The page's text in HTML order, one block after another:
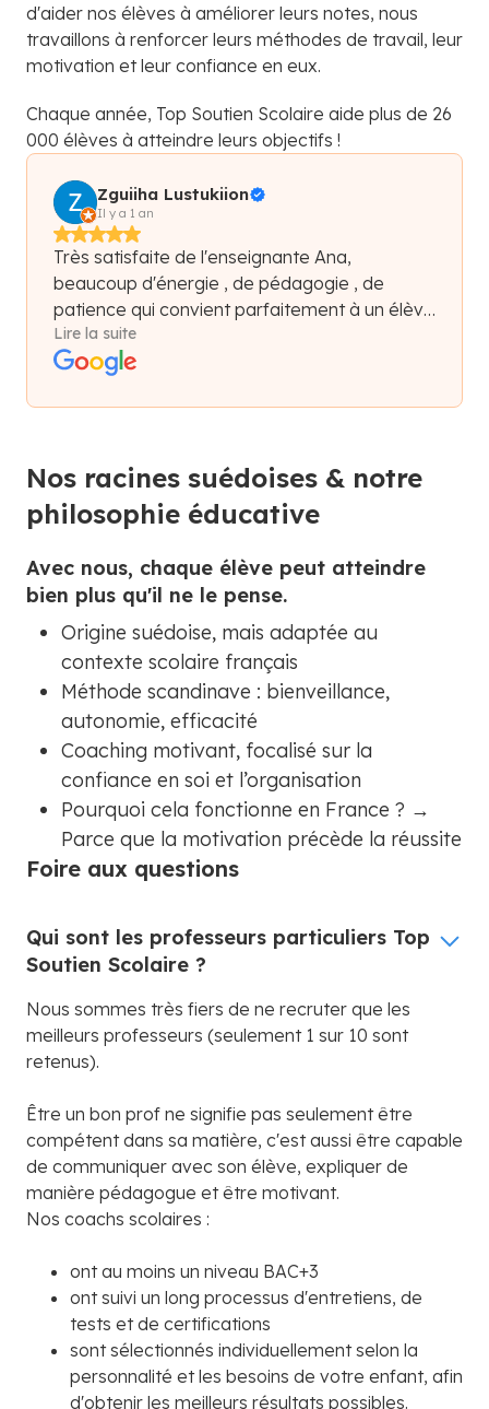
d'aider nos élèves à améliorer leurs notes, nous
travaillons à renforcer leurs méthodes de travail, leur
motivation et leur confiance en eux.
Chaque année, Top Soutien Scolaire aide plus de 26
000 élèves à atteindre leurs objectifs !
Zguiiha Lustukiion
Il y a 1 an
Très satisfaite de l'enseignante Ana,
beaucoup d'énergie , de pédagogie , de
patience qui convient parfaitement à un élève
en manque de confiance en soi, et qui as
besoin d'être encourager. Elle s'adapte à la
est très chaleureuse et de bonne humeur qui
Lire la suite
Nos racines suédoises & notre
philosophie éducative
Avec nous, chaque élève peut atteindre
bien plus qu'il ne le pense.
Origine suédoise, mais adaptée au
contexte scolaire français
Méthode scandinave : bienveillance,
autonomie, efficacité
Coaching motivant, focalisé sur la
confiance en soi et l’organisation
Pourquoi cela fonctionne en France ? →
Parce que la motivation précède la réussite
Foire aux questions
Qui sont les professeurs particuliers Top
Soutien Scolaire ?
Nous sommes très fiers de ne recruter que les
meilleurs professeurs (seulement 1 sur 10 sont
retenus).
Être un bon prof ne signifie pas seulement être
compétent dans sa matière, c'est aussi être capable
de communiquer avec son élève, expliquer de
manière pédagogue et être motivant.
Nos coachs scolaires :
ont au moins un niveau BAC+3
ont suivi un long processus d'entretiens, de
tests et de certifications
sont sélectionnés individuellement selon la
personnalité et les besoins de votre enfant, afin
d'obtenir les meilleurs résultats possibles.